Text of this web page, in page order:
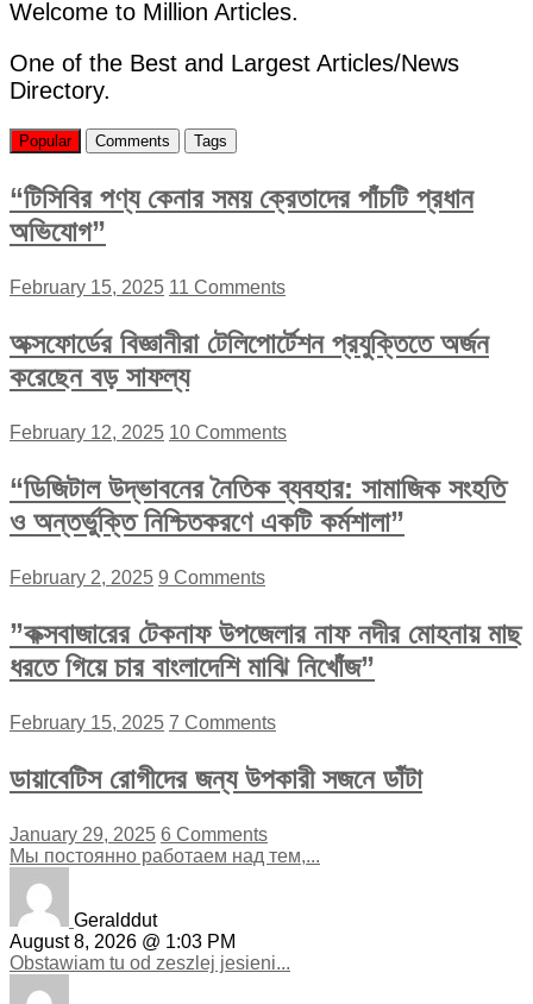
Welcome to Million Articles.
One of the Best and Largest Articles/News
Directory.
Popular Comments Tags
“টিসিবির পণ্য কেনার সময় ক্রেতাদের পাঁচটি প্রধান
অভিযোগ”
February 15, 2025 11 Comments
অক্সফোর্ডের বিজ্ঞানীরা টেলিপোর্টেশন প্রযুক্তিতে অর্জন
করেছেন বড় সাফল্য
February 12, 2025 10 Comments
“ডিজিটাল উদ্ভাবনের নৈতিক ব্যবহার: সামাজিক সংহতি
ও অন্তর্ভুক্তি নিশ্চিতকরণে একটি কর্মশালা”
February 2, 2025 9 Comments
”কক্সবাজারের টেকনাফ উপজেলার নাফ নদীর মোহনায় মাছ
ধরতে গিয়ে চার বাংলাদেশি মাঝি নিখোঁজ”
February 15, 2025 7 Comments
ডায়াবেটিস রোগীদের জন্য উপকারী সজনে ডাঁটা
January 29, 2025 6 Comments
Мы постоянно работаем над тем,...
Geralddut
August 8, 2026 @ 1:03 PM
Obstawiam tu od zeszlej jesieni...